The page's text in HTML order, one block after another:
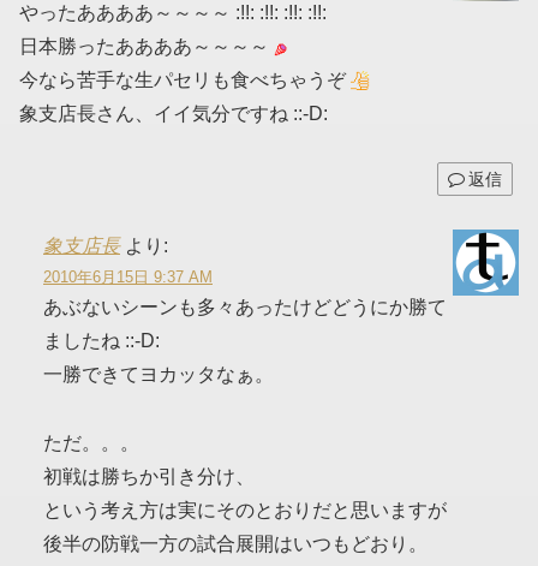
やったああああ～～～～ :!!: :!!: :!!: :!!:
日本勝ったああああ～～～～
今なら苦手な生パセリも食べちゃうぞ
象支店長さん、イイ気分ですね ::-D:
返信
象支店長 より:
2010年6月15日 9:37 AM
あぶないシーンも多々あったけどどうにか勝て
ましたね ::-D:
一勝できてヨカッタなぁ。
ただ。。。
初戦は勝ちか引き分け、
という考え方は実にそのとおりだと思いますが
後半の防戦一方の試合展開はいつもどおり。